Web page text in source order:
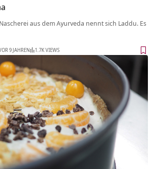
aus dem Ayurveda nennt sich Laddu. Es
9 JAHREN 1.7K VIEWS